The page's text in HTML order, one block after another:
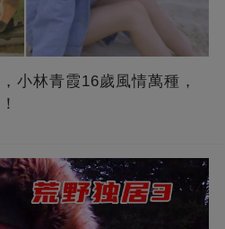
小林青霞16歲風情萬種，